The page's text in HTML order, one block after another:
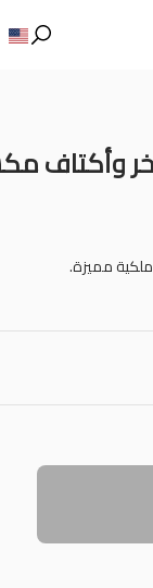
وأكتاف
مميزة.